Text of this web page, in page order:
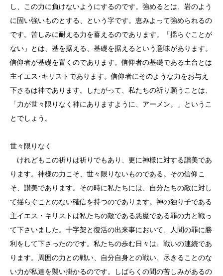
し、この力に負けないようにするのです。強めるとは、岩のよう
に固い強いものとする、という字です。恵みよって強められるの
です。苦しみに耐える力を蓄えるのであります。「揺らぐことが
ない」とは、基を据える、基礎を据えるという意味があります。
信仰者が基礎を置くのであります。信仰者の基礎である土台とは
主イエス･キリストであります。信仰者にそのような力をお与え
下さるは神であります。したがって、私たちの祈り願うことは、
「力が世々限りなく神にありますように、アーメン。」というこ
とでしょう。
世々限りなく
けれどもこの祈りは祈りでもあり、更に神様に対する讃美であ
ります。神様の力こそ、世々限りないものである。その信仰こ
そ、讃美であります。その時に私たちには、自分たちの敵に対し
て揺らぐことのない確信を持つのであります。神の独り子である
主イエス・キリストは私たちの敵である悪魔である罪の力と戦っ
て下さいました。十字架と復活の出来事において、人間の罪に勝
利をして下さったのです。私たちの歩む日々は、戦いの連続であ
ります。周囲の力との戦い、自分自身との戦い、尽きることのな
い力が私達を襲い掛かるのです。しばらくの間の苦しみがあるの